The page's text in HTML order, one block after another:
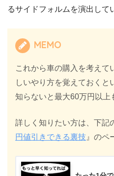
るサイドフォルムを演出して
MEMO
これから車の購入を考えて
しいやり方を覚えておくと
知らないと最大60万円以上
詳しく知りたい方は、下記
円値引きできる裏技 』のペ